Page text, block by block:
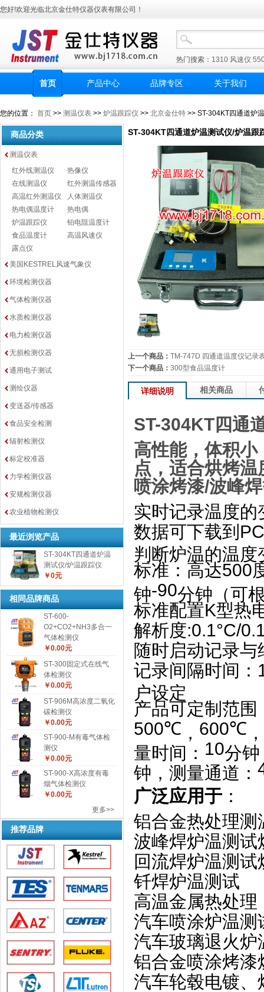
您好!欢迎光临北京金仕特仪器仪表有限公司！
热门搜索： 1310 风速仪
首页 产品中心 品牌专区 关于我们
您的位置： 首页 >> 测温仪表 >> 炉温跟踪仪 >> 北京金仕特 >> ST-304KT四通道炉
商品分类
测温仪表
红外线测温仪
热像仪
在线测温仪
红外测温传感器
高温红外测温仪
人体测温仪
热电偶温度计
热电偶
炉温跟踪仪
铂电阻温度计
食品温度计
高温风速仪
露点仪
美国KESTREL风速气象仪
环境检测仪器
气体检测仪器
水质检测仪器
电力检测仪器
无损检测仪器
通用电子测试
测绘仪器
变送器/传感器
食品安全检测
辐射检测仪
标定校准器
力学检测仪器
安规检测仪器
农业植物检测仪
最近浏览产品
ST-304KT四通道炉温
测试仪/炉温跟踪仪
￥0元
相同品牌商品
ST-600-
O2+CO2+NH3多合一
气体检测仪
￥0.00元
ST-300固定式在线气
体检测仪
￥0.00元
ST-906M高浓度二氧化
碳检测仪
￥0.00元
ST-900-M有毒气体检
测仪
￥0.00元
ST-900-X高浓度有毒
烟气体检测仪
￥0.00元
更多>>
推荐品牌
ST-304KT四通道炉温测试仪/炉温跟
上一个商品： TM-747D 四通道温度仪记录
下一个商品： 300型食品温度计
详细说明 相关商品
ST-304KT 四通
高性能，体积
点，适合烘烤
喷涂烤漆/波峰
实时记录温度的
数据可下载到 PC
判断炉温的温度
标准：高达500
钟-90分钟（可
标准配置K型热
解析度:0.1°C/
随时启动记录与
记录间隔时间：
户设定
产品可定制范围
500℃
600℃
量时间： 10分钟
钟，测量通道：
广泛应用于 ：
铝合金热处理测
波峰焊炉温测试
回流焊炉温测试
钎焊炉温测试
高温金属热处理
汽车喷涂炉温测
汽车玻璃退火炉
铝合金喷涂烤漆
汽车轮毂电镀、